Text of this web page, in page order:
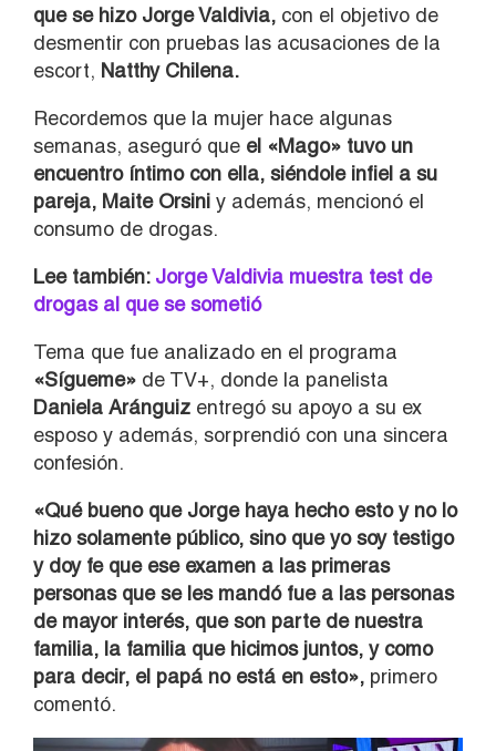
que se hizo Jorge Valdivia, con el objetivo de
desmentir con pruebas las acusaciones de la
escort, Natthy Chilena.
Recordemos que la mujer hace algunas
semanas, aseguró que el «Mago» tuvo un
encuentro íntimo con ella, siéndole infiel a su
pareja, Maite Orsini y además, mencionó el
consumo de drogas.
Lee también:Jorge Valdivia muestra test de
drogas al que se sometió
Tema que fue analizado en el programa
«Sígueme» de TV+, donde la panelista
Daniela Aránguiz entregó su apoyo a su ex
esposo y además, sorprendió con una sincera
confesión.
«Qué bueno que Jorge haya hecho esto y no lo
hizo solamente público, sino que yo soy testigo
y doy fe que ese examen a las primeras
personas que se les mandó fue a las personas
de mayor interés, que son parte de nuestra
familia, la familia que hicimos juntos, y como
para decir, el papá no está en esto», primero
comentó.